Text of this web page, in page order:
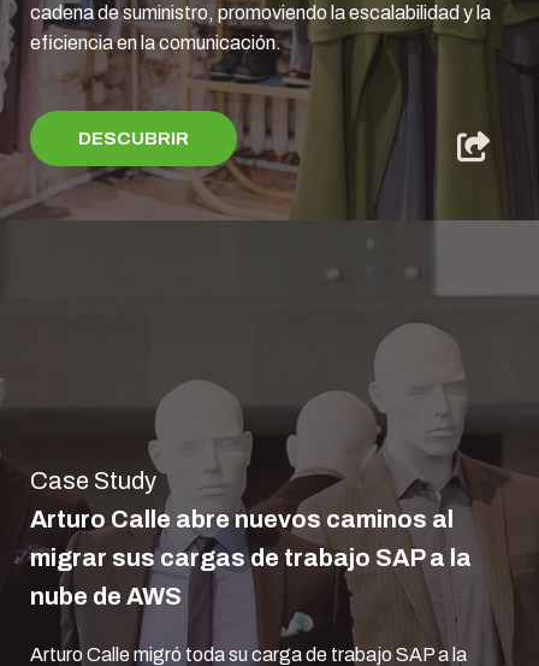
cadena de suministro, promoviendo la escalabilidad y la
eficiencia en la comunicación.
DESCUBRIR
Case Study
Arturo Calle abre nuevos caminos al
migrar sus cargas de trabajo SAP a la
nube de AWS
Arturo Calle migró toda su carga de trabajo SAP a la